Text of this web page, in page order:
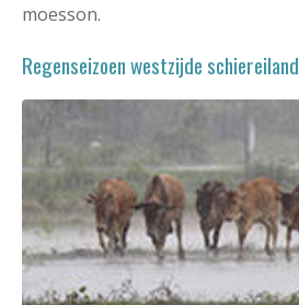
moesson.
Regenseizoen westzijde schiereiland